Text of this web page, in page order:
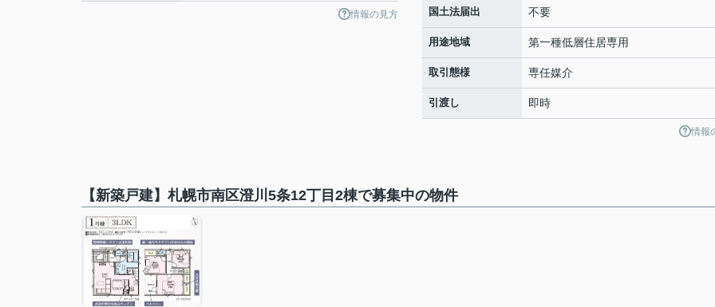
情報の見方 国土法届出 不要
用途地域 第一種低層住居専用
取引態様 専任媒介
引渡し 即時
情報
【新築戸建】札幌市南区澄川5条12丁目2棟で募集中の物件